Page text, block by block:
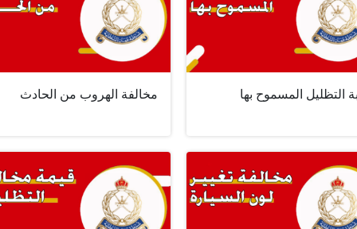
التظليل المسموح بها مخالفة الهروب من الحادث